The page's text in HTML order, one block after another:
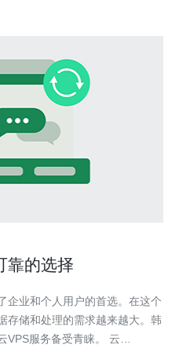
靠的选择
企业和个人用户的首选。在这个
存储和处理的需求越来越大。韩
服务备受青睐。 云